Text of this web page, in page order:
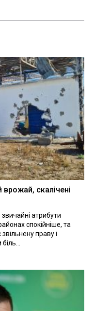
скалічені
атрибути
спокійніше, та
праву і